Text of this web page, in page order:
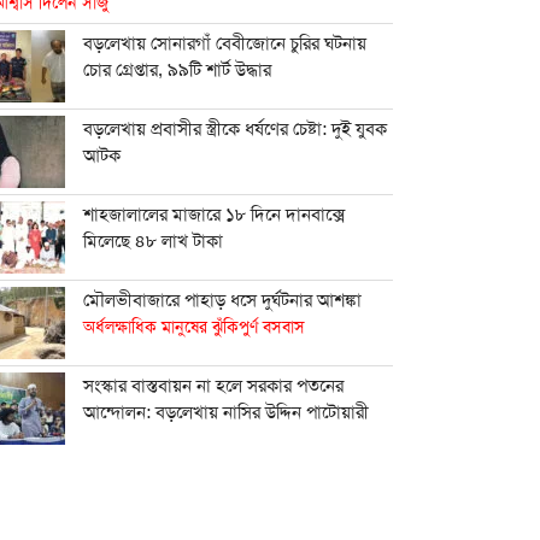
বড়লেখায় সোনারগাঁ বেবীজোনে চুরির ঘটনায়
চোর গ্রেপ্তার, ৯৯টি শার্ট উদ্ধার
বড়লেখায় প্রবাসীর স্ত্রীকে ধর্ষণের চেষ্টা: দুই যুবক
আটক
শাহ্জালালের মাজারে ১৮ দিনে দানবাক্সে
মিলেছে ৪৮ লাখ টাকা
মৌলভীবাজারে পাহাড় ধসে দুর্ঘটনার আশঙ্কা
অর্ধলক্ষাধিক মানুষের ঝুঁকিপুর্ণ বসবাস
সংস্কার বাস্তবায়ন না হলে সরকার পতনের
আন্দোলন: বড়লেখায় নাসির উদ্দিন পাটোয়ারী